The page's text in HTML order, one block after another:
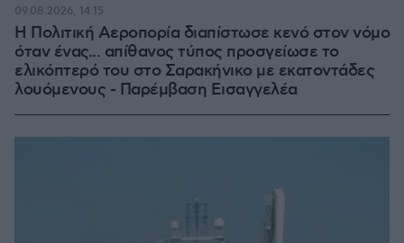
Η Πολιτική Αεροπορία διαπίστωσε κενό στον νόμο
όταν ένας... απίθανος τύπος προσγείωσε το
ελικόπτερό του στο Σαρακήνικο με εκατοντάδες
λουόμενους - Παρέμβαση Εισαγγελέα
09.08.2026, 14:15